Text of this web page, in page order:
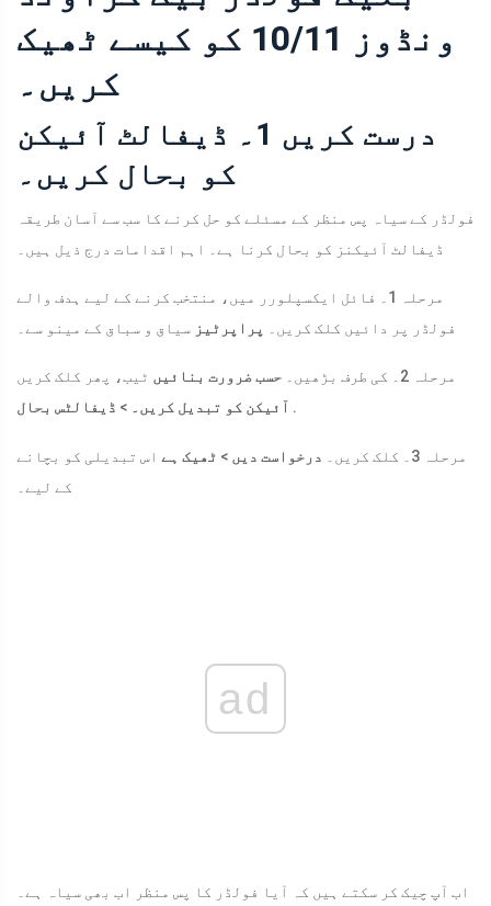
ونڈوز 10/11 کو کیسے ٹھیک
کریں۔
درست کریں 1۔ ڈیفالٹ آئیکن
کو بحال کریں۔
فولڈر کے سیاہ پس منظر کے مسئلے کو حل کرنے کا سب سے آسان طریقہ
ڈیفالٹ آئیکنز کو بحال کرنا ہے۔ اہم اقدامات درج ذیل ہیں۔
مرحلہ 1۔ فائل ایکسپلورر میں، منتخب کرنے کے لیے ہدف والے
فولڈر پر دائیں کلک کریں۔
پراپرٹیز سیاق و سباق کے مینو سے۔
مرحلہ 2۔ کی طرف بڑھیں۔ حسب ضرورت بنائیں ٹیب، پھر کلک کریں
آئیکن کو تبدیل کریں۔ > ڈیفالٹس بحال .
مرحلہ 3۔ کلک کریں۔ درخواست دیں > ٹھیک ہے اس تبدیلی کو بچانے
کے لیے۔
ad
اب آپ چیک کر سکتے ہیں کہ آیا فولڈر کا پس منظر اب بھی سیاہ ہے۔